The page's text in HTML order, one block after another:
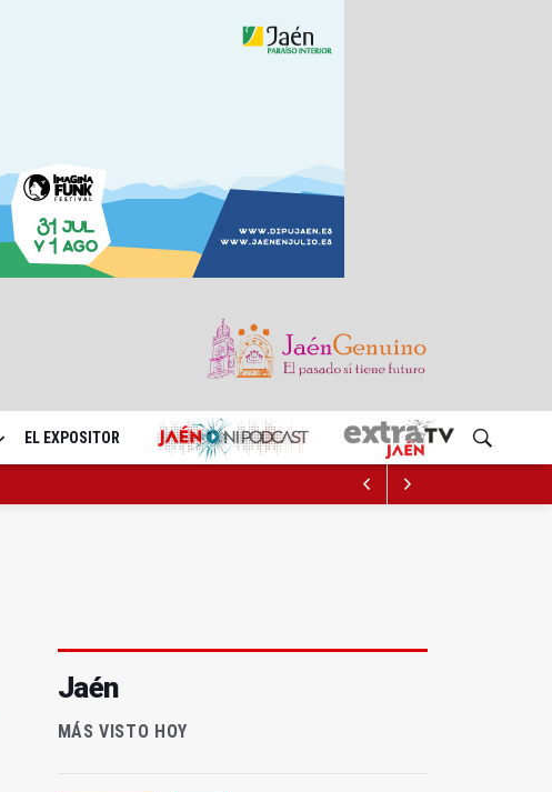
EL EXPOSITOR
Jaén
MÁS VISTO HOY